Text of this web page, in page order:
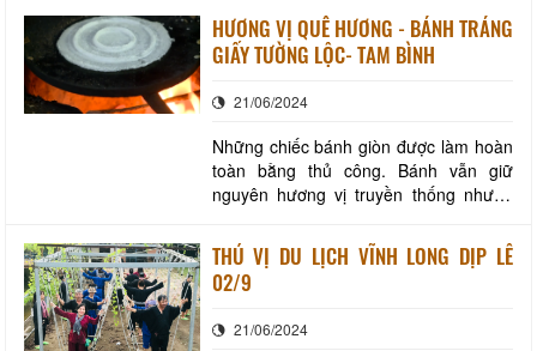
sông nước như Vĩnh Long của chúng
ta. Vĩnh Long là một trong những địa
điểm du lịch mà du khách nên đến một
thân.
HƯƠNG VỊ QUÊ HƯƠNG - BÁNH TRÁNG
GIẤY TƯỜNG LỘC- TAM BÌNH
21/06/2024
Những chiếc bánh giòn được làm hoàn
toàn bằng thủ công. Bánh vẫn giữ
nguyên hương vị truyền thống nhưng
béo hơn nhờ nước cốt dừa, đậm đà
hơn, thơm hành lá hơn, giòn giòn, mặn
mặn, ngọt ngọt, béo béo, thơm thơm
mà người lớn
THÚ VỊ DU LỊCH VĨNH LONG DỊP LỄ
02/9
21/06/2024